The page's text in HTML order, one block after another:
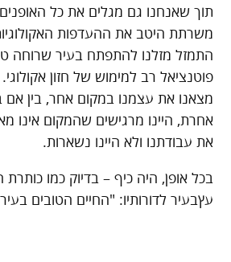
תוך שאנחנו גם מגלים את כל
משרתת היטב את ההעדפות
התמזל מזלנו להתפתח בעיר שרוחה
פוטנציאל רב למימוש של חזון אקולוגי.
מצאנו את עצמנו במקום אחר, בין אם
אחרת, היינו מרגישים שהמקום אינו
את עבודתנו ולא היינו נשארות.
בכל אופן, היה כיף – בדיוק כמו
עץבעיר לדורותיו: "החיים הטובים